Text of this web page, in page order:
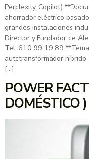
Perplexity, Copilot)
ahorrador eléctrico
grandes instalaciones
Director y Fundador de
Tel: 610 99 19 89
autotransformador híbrido
[…]
POWER
DOMÉSTICO